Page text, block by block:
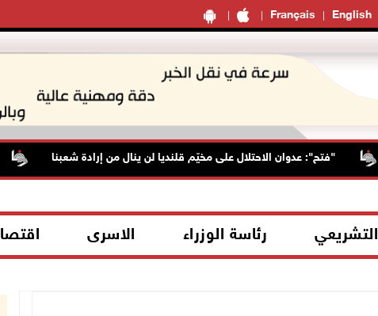
Français English
"فتح": عدوان الاحتلال على مخيّم قلنديا لن ينال من إرادة شعبنا
التشريعي رئاسة الوزراء الاسرى